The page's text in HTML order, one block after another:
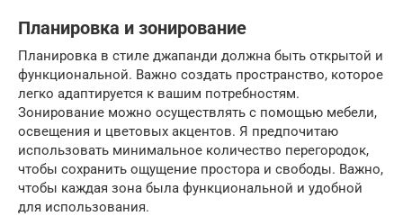
Планировка и зонирование
Планировка в стиле джапанди должна быть открытой и
функциональной. Важно создать пространство, которое
легко адаптируется к вашим потребностям.
Зонирование можно осуществлять с помощью мебели,
освещения и цветовых акцентов. Я предпочитаю
использовать минимальное количество перегородок,
чтобы сохранить ощущение простора и свободы. Важно,
чтобы каждая зона была функциональной и удобной
для использования.